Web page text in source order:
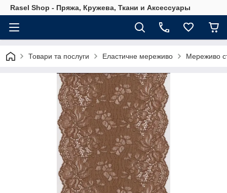
Rasel Shop - Пряжа, Кружева, Ткани и Аксессуары
Товари та послуги Еластичне мереживо Мереживо